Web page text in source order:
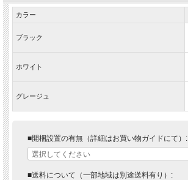
カラー
ブラック
ホワイト
グレージュ
■開梱設置の有無（詳細はお買い物ガイドにて）:
■送料について（一部地域は別途送料有り）: